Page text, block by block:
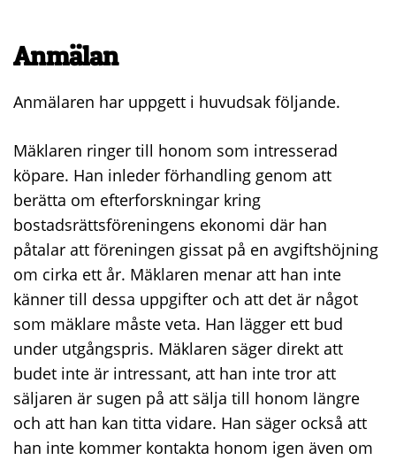
Anmälan
Anmälaren har uppgett i huvudsak följande.
Mäklaren ringer till honom som intresserad
köpare. Han inleder förhandling genom att
berätta om efterforskningar kring
bostadsrättsföreningens ekonomi där han
påtalar att föreningen gissat på en avgiftshöjning
om cirka ett år. Mäklaren menar att han inte
känner till dessa uppgifter och att det är något
som mäklare måste veta. Han lägger ett bud
under utgångspris. Mäklaren säger direkt att
budet inte är intressant, att han inte tror att
säljaren är sugen på att sälja till honom längre
och att han kan titta vidare. Han säger också att
han inte kommer kontakta honom igen även om